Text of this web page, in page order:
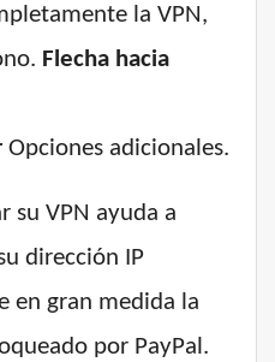
la VPN,
Flecha hacia
Opciones adicionales.
su VPN ayuda a
dirección IP
en gran medida la
por PayPal.